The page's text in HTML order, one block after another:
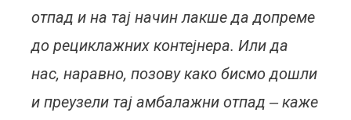
отпад и на тај начин лакше да допреме
до рециклажних контејнера. Или да
нас, наравно, позову како бисмо дошли
и преузели тај амбалажни отпад ‒ каже